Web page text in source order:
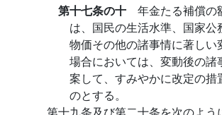
第十七条の十 年金たる補償の
は、国民の生活水準、国家公
物価その他の諸事情に著しい
場合においては、変動後の諸
案して、すみやかに改定の措
のとする。